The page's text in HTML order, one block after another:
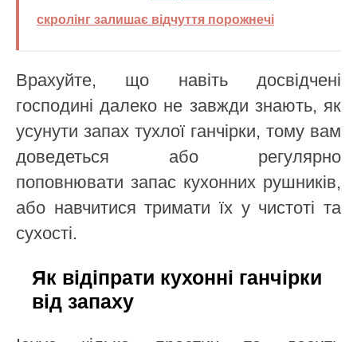
скролінг залишає відчуття порожнечі
Врахуйте, що навіть досвідчені
господині далеко не завжди знають, як
усунути запах тухлої ганчірки, тому вам
доведеться або регулярно
поповнювати запас кухонних рушників,
або навчитися тримати їх у чистоті та
сухості.
Як відіпрати кухонні ганчірки
від запаху